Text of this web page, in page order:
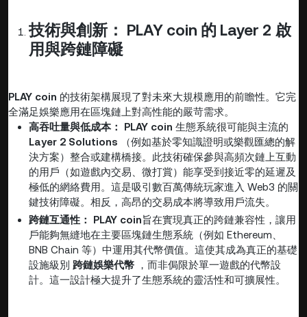
技術與創新： PLAY coin 的 Layer 2 啟
用與跨鏈障礙
PLAY coin 的技術架構展現了對未來大規模應用的前瞻性。它完
全滿足娛樂應用在區塊鏈上對高性能的嚴苛需求。
高吞吐量與低成本：
PLAY coin 生態系統很可能與主流的
Layer 2 Solutions （例如基於零知識證明或樂觀匯總的解
決方案）整合或建構橋接。此技術確保參與高頻次鏈上互動
的用戶（如遊戲內交易、微打賞）能享受到接近零的延遲及
極低的網絡費用。這是吸引數百萬傳統玩家進入 Web3 的關
鍵技術障礙。相反，高昂的交易成本將導致用戶流失。
跨鏈互通性：
PLAY coin旨在實現真正的跨鏈兼容性，讓用
戶能夠無縫地在主要區塊鏈生態系統（例如 Ethereum、
BNB Chain 等）中運用其代幣價值。這使其成為真正的基礎
設施級別 跨鏈娛樂代幣 ，而非侷限於單一遊戲的代幣設
計。這一設計極大提升了生態系統的靈活性和可擴展性。